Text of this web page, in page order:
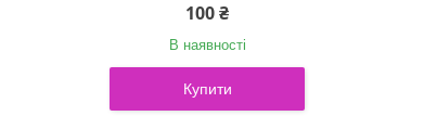
100 ₴
В наявності
Купити